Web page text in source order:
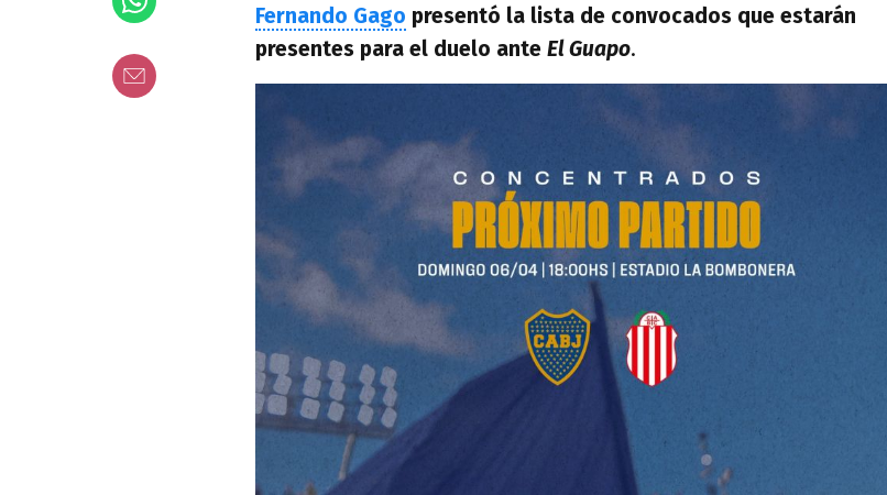
Fernando Gago presentó la lista de convocados que estarán
presentes para el duelo ante El Guapo.